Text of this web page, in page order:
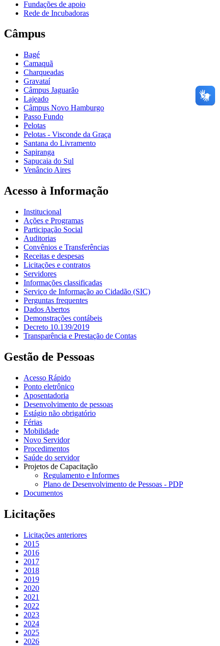
Fundações de apoio
Rede de Incubadoras
Câmpus
Bagé
Camaquã
Charqueadas
Gravataí
Câmpus Jaguarão
Lajeado
Câmpus Novo Hamburgo
Passo Fundo
Pelotas
Pelotas - Visconde da Graça
Santana do Livramento
Sapiranga
Sapucaia do Sul
Venâncio Aires
Acesso à Informação
Institucional
Ações e Programas
Participação Social
Auditorias
Convênios e Transferências
Receitas e despesas
Licitações e contratos
Servidores
Informações classificadas
Serviço de Informação ao Cidadão (SIC)
Perguntas frequentes
Dados Abertos
Demonstrações contábeis
Decreto 10.139/2019
Transparência e Prestação de Contas
Gestão de Pessoas
Acesso Rápido
Ponto eletrônico
Aposentadoria
Desenvolvimento de pessoas
Estágio não obrigatório
Férias
Mobilidade
Novo Servidor
Procedimentos
Saúde do servidor
Projetos de Capacitação
Regulamento e Informes
Plano de Desenvolvimento de Pessoas - PDP
Documentos
Licitações
Licitações anteriores
2015
2016
2017
2018
2019
2020
2021
2022
2023
2024
2025
2026